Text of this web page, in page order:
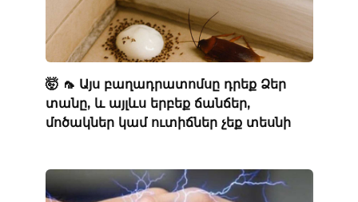
🤯 🦟 Այս բաղադրատոմսը դրեք Ձեր
տանը, և այլևս երբեք ճանճեր,
մոծակներ կամ ուտիճներ չեք տեսնի